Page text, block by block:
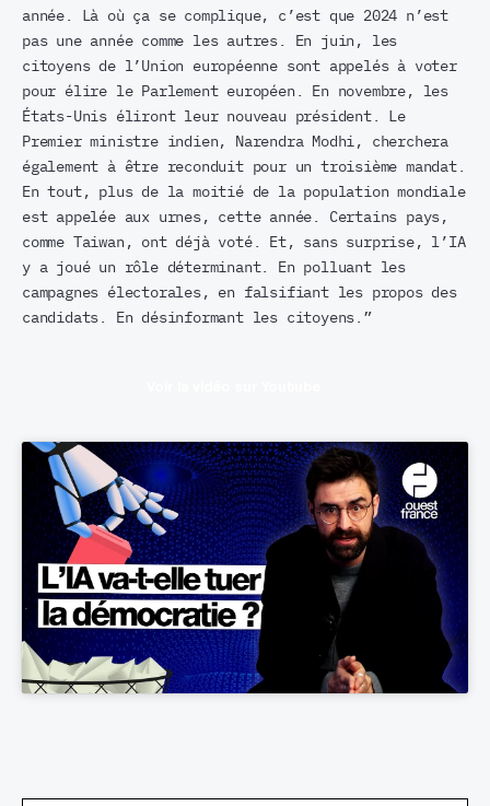
année. Là où ça se complique, c’est que 2024 n’est
pas une année comme les autres. En juin, les
citoyens de l’Union européenne sont appelés à voter
pour élire le Parlement européen. En novembre, les
États-Unis éliront leur nouveau président. Le
Premier ministre indien, Narendra Modhi, cherchera
également à être reconduit pour un troisième mandat.
En tout, plus de la moitié de la population mondiale
est appelée aux urnes, cette année. Certains pays,
comme Taiwan, ont déjà voté. Et, sans surprise, l’IA
y a joué un rôle déterminant. En polluant les
campagnes électorales, en falsifiant les propos des
candidats. En désinformant les citoyens.”